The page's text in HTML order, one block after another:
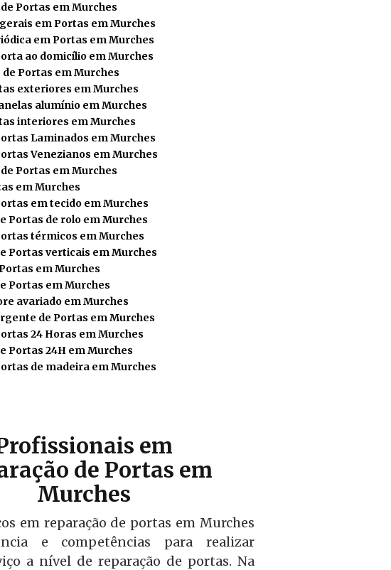
Portas em Murches
em Portas em Murches
em Portas em Murches
ao domicílio em Murches
Portas em Murches
exteriores em Murches
alumínio em Murches
interiores em Murches
Laminados em Murches
Venezianos em Murches
Portas em Murches
em Murches
em tecido em Murches
Portas de rolo em Murches
térmicos em Murches
Portas verticais em Murches
em Murches
Portas em Murches
avariado em Murches
de Portas em Murches
24 Horas em Murches
Portas 24H em Murches
de madeira em Murches
em
de Portas em
Murches
em reparação de portas em Murches
e competências para realizar
a nível de reparação de portas. Na